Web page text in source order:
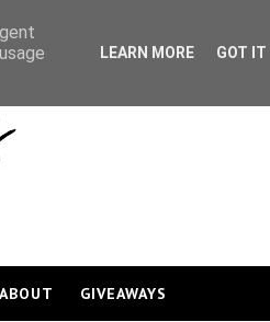
ABOUT GIVEAWAYS
LEARN MORE GOT IT